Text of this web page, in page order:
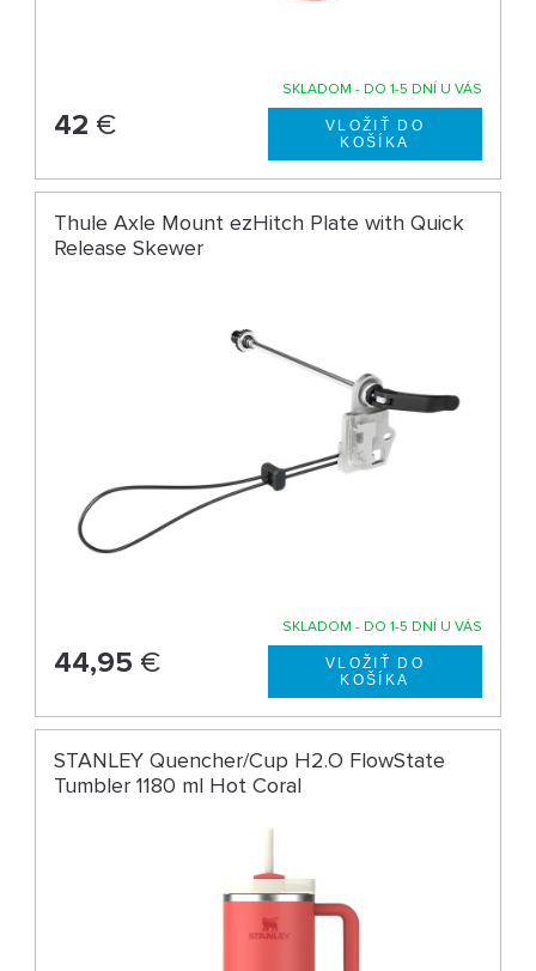
SKLADOM - DO 1-5 DNÍ U VÁS
42 €
Thule Axle Mount ezHitch Plate with Quick
Release Skewer
SKLADOM - DO 1-5 DNÍ U VÁS
44,95 €
STANLEY Quencher/Cup H2.O FlowState
Tumbler 1180 ml Hot Coral